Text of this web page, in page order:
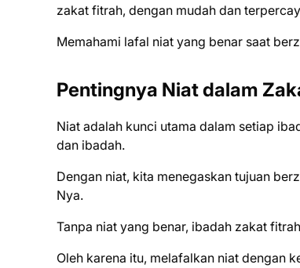
zakat fitrah, dengan mudah dan
Memahami lafal niat yang benar saat
Pentingnya Niat dalam
Niat adalah kunci utama dalam setiap
dan ibadah.
Dengan niat, kita menegaskan tujuan
Nya.
Tanpa niat yang benar, ibadah zakat
Oleh karena itu, melafalkan niat dengan